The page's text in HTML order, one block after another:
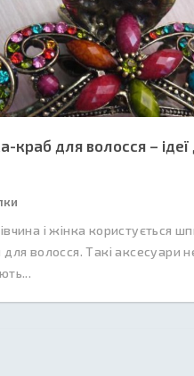
краб для волосся – ідеї
і жінка користується
волосся. Такі аксесуари